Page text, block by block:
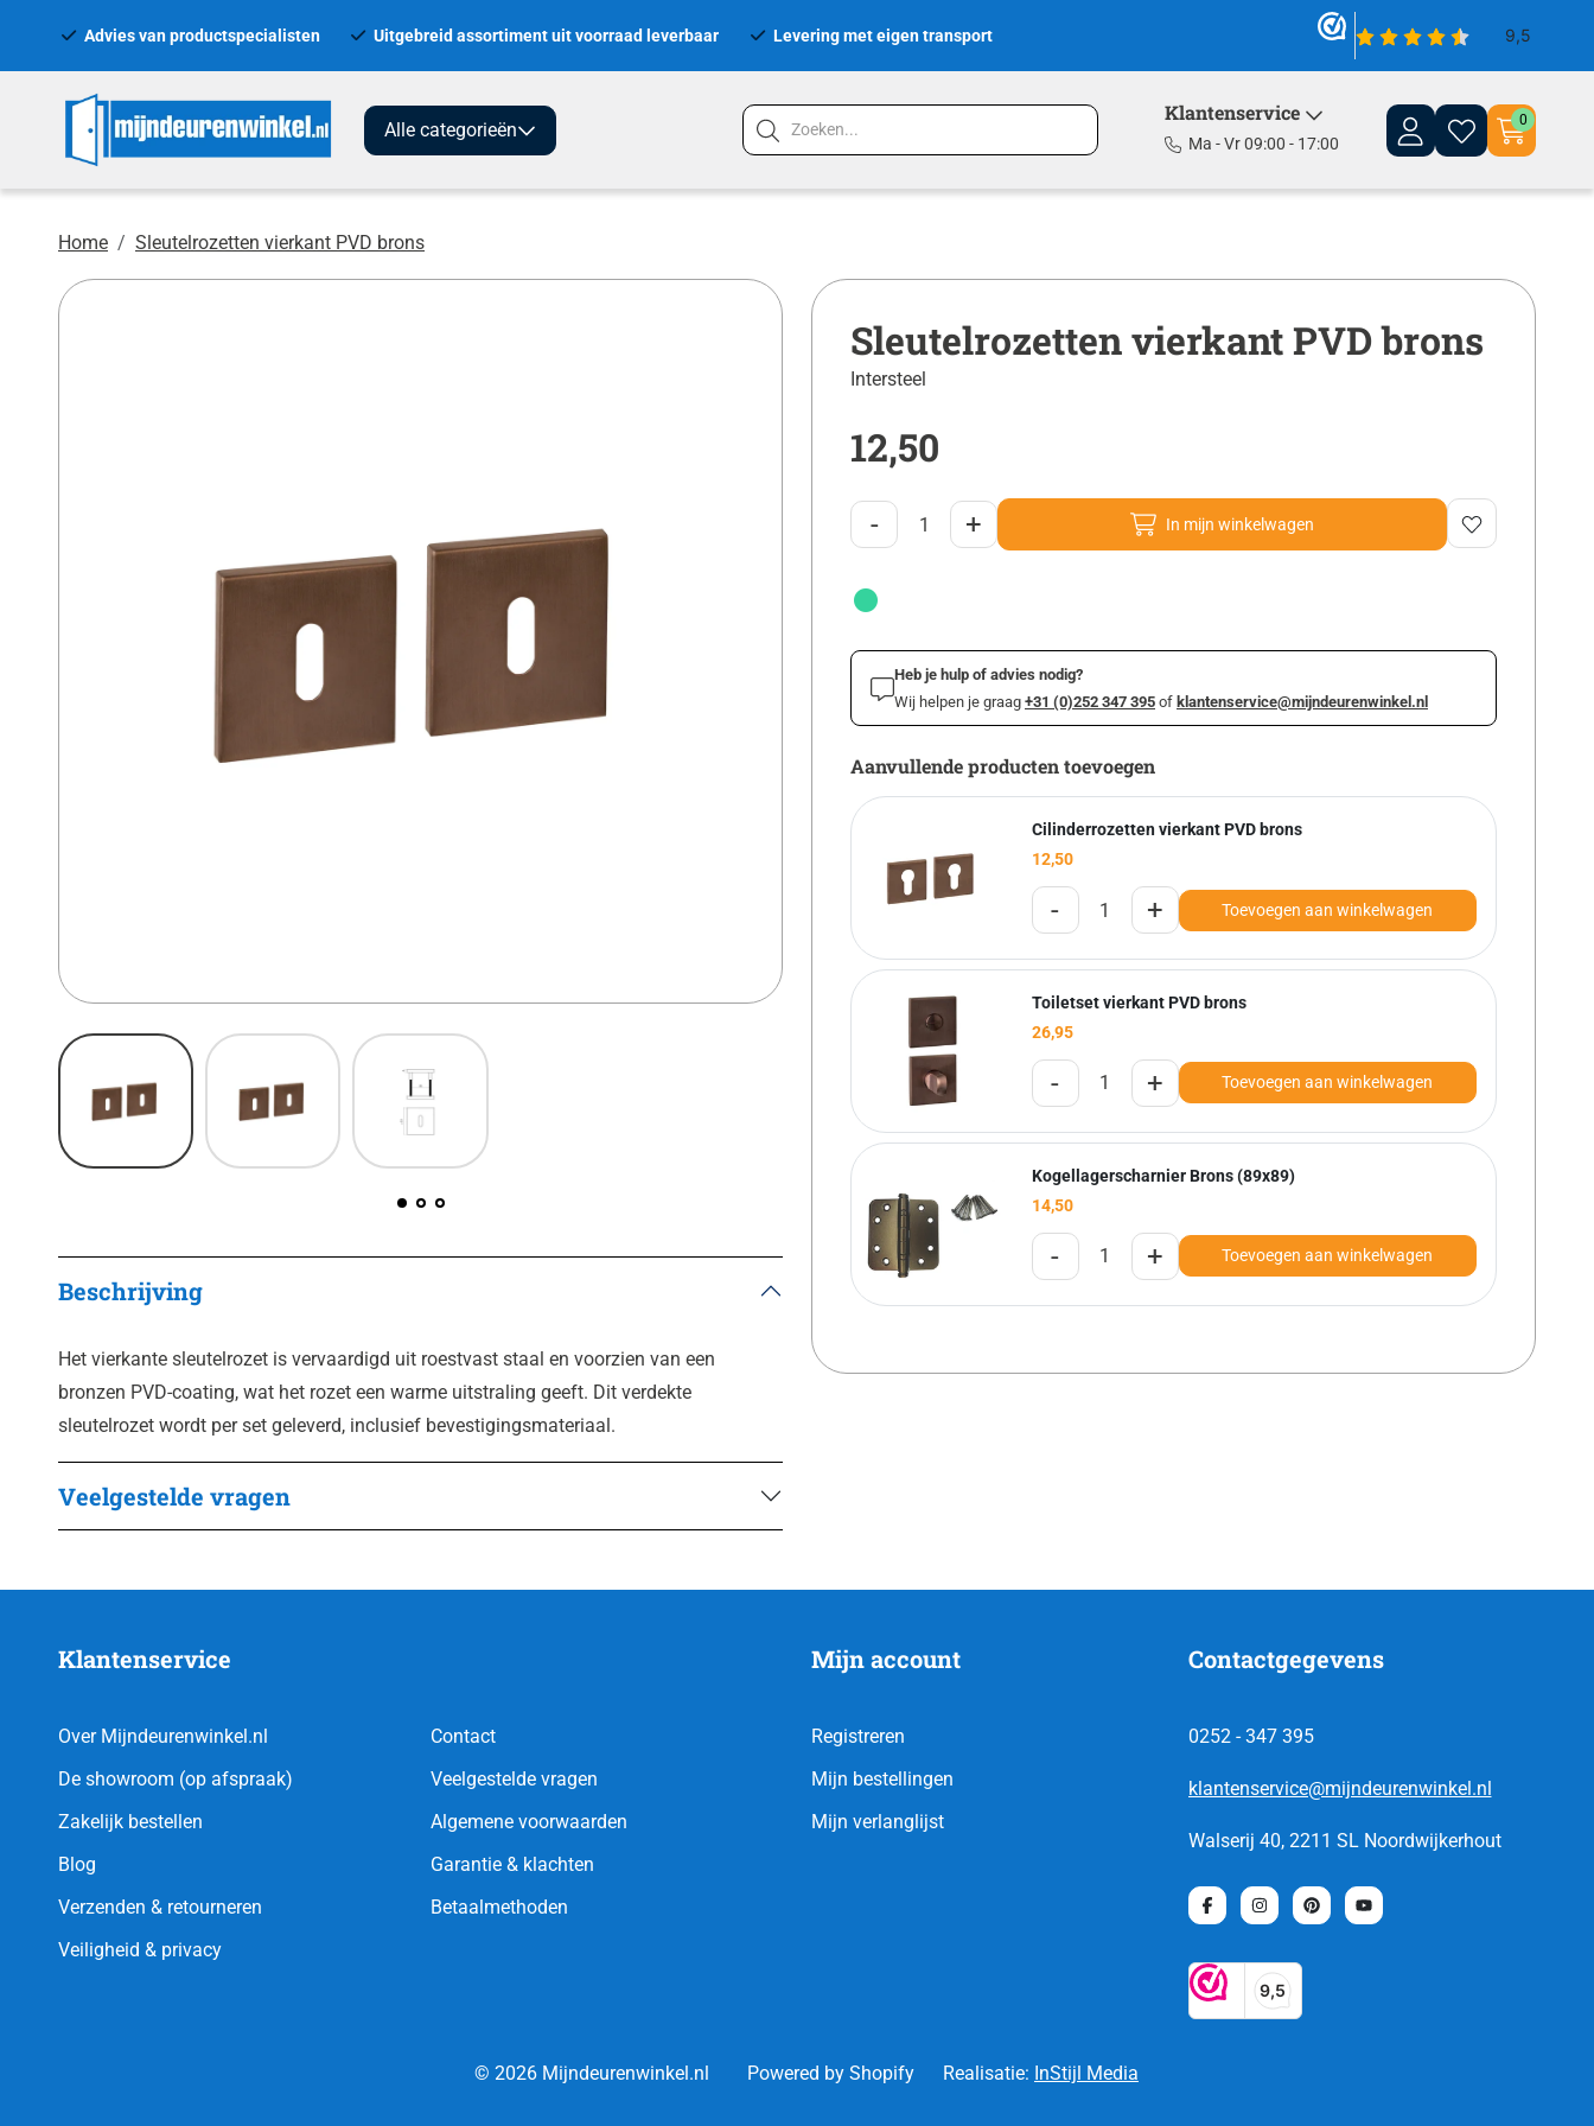
Advies van productspecialisten Uitgebreid assortiment uit voorraad leverbaar Levering met eigen transport
Alle categorieën
Klantenservice
Ma - Vr 09:00 - 17:00
0
Home Sleutelrozetten vierkant PVD brons
Beschrijving
Het vierkante sleutelrozet is vervaardigd uit roestvast staal en voorzien van een
bronzen PVD-coating, wat het rozet een warme uitstraling geeft. Dit verdekte
sleutelrozet wordt per set geleverd, inclusief bevestigingsmateriaal.
Veelgestelde vragen
Sleutelrozetten vierkant PVD brons
Intersteel
12,50
- + In mijn winkelwagen
Heb je hulp of advies nodig?
Wij helpen je graag +31 (0)252 347 395 of klantenservice@mijndeurenwinkel.nl
Aanvullende producten toevoegen
Cilinderrozetten vierkant PVD brons
12,50
- + Toevoegen aan winkelwagen
Toiletset vierkant PVD brons
26,95
- + Toevoegen aan winkelwagen
Kogellagerscharnier Brons (89x89)
14,50
- + Toevoegen aan winkelwagen
Klantenservice
Over Mijndeurenwinkel.nl
De showroom (op afspraak)
Zakelijk bestellen
Blog
Verzenden & retourneren
Veiligheid & privacy
Contact
Veelgestelde vragen
Algemene voorwaarden
Garantie & klachten
Betaalmethoden
Mijn account
Registreren
Mijn bestellingen
Mijn verlanglijst
Contactgegevens
0252 - 347 395
klantenservice@mijndeurenwinkel.nl
Walserij 40, 2211 SL Noordwijkerhout
© 2026 Mijndeurenwinkel.nl Powered by Shopify Realisatie: InStijl Media